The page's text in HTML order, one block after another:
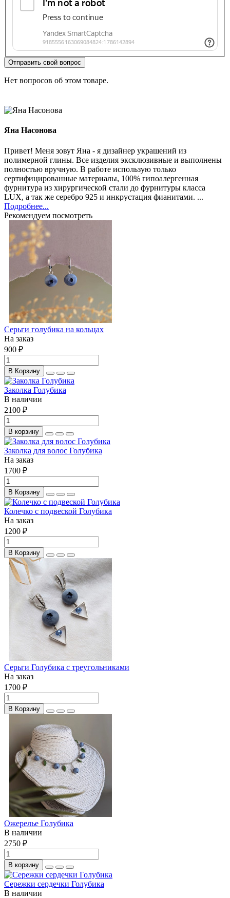
Отправить свой вопрос
Нет вопросов об этом товаре.
Яна Насонова
Привет! Меня зовут Яна - я дизайнер украшений из
полимерной глины. Все изделия эксклюзивные и выполнены
полностью вручную. В работе использую только
сертифицированные материалы, 100% гипоалергенная
фурнитура из хирургической стали до фурнитуры класса
LUX, а так же серебро 925 и инкрустация фианитами. ...
Подробнее...
Рекомендуем посмотреть
Серьги голубика на кольцах
На заказ
900 ₽
В Корзину
Заколка Голубика
В наличии
2100 ₽
В корзину
Заколка для волос Голубика
На заказ
1700 ₽
В Корзину
Колечко с подвеской Голубика
На заказ
1200 ₽
В Корзину
Серьги Голубика с треугольниками
На заказ
1700 ₽
В Корзину
Ожерелье Голубика
В наличии
2750 ₽
В корзину
Сережки сердечки Голубика
В наличии